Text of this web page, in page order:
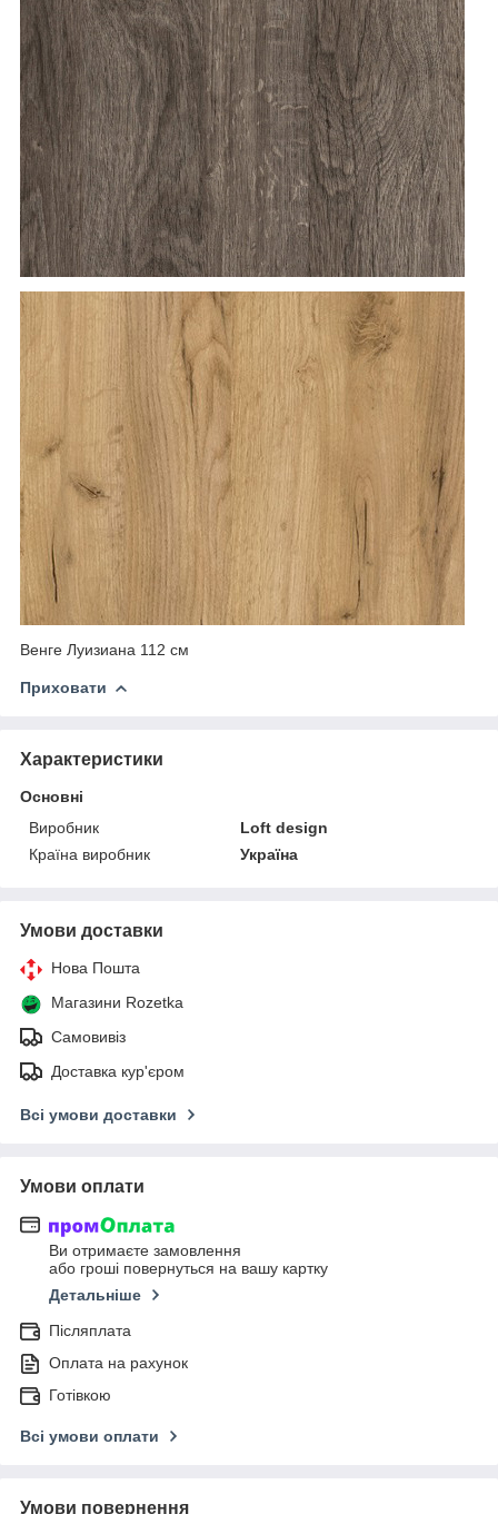
Венге Луизиана 112 см
Приховати
Характеристики
Основні
Виробник
Loft design
Країна виробник
Україна
Умови доставки
Нова Пошта
Магазини Rozetka
Самовивіз
Доставка кур'єром
Всі умови доставки
Умови оплати
Ви отримаєте замовлення
або гроші повернуться на вашу картку
Детальніше
Післяплата
Оплата на рахунок
Готівкою
Всі умови оплати
Умови повернення